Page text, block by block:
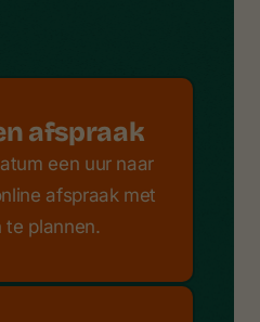
afspraak
een uur naar
afspraak met
te plannen.